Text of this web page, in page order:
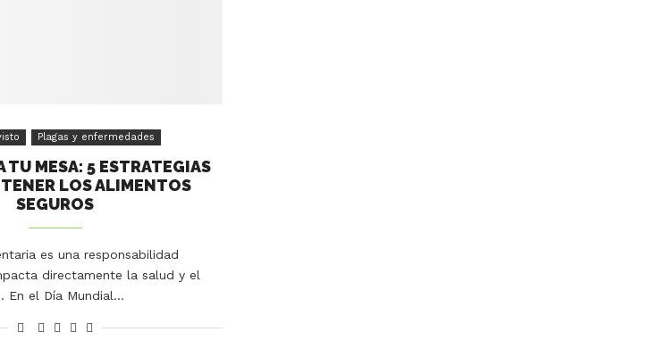
Plagas y enfermedades
TU MESA: 5 ESTRATEGIAS
LOS ALIMENTOS
SEGUROS
es una responsabilidad
directamente la salud y el
En el Día Mundial…